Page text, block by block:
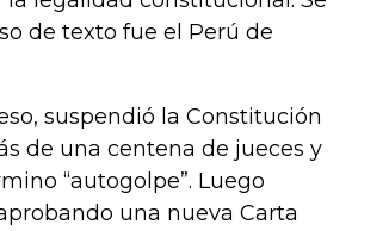
de texto fue el Perú de
suspendió la Constitución
de una centena de jueces y
“autogolpe”. Luego
una nueva Carta